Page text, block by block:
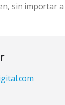
sin importar a